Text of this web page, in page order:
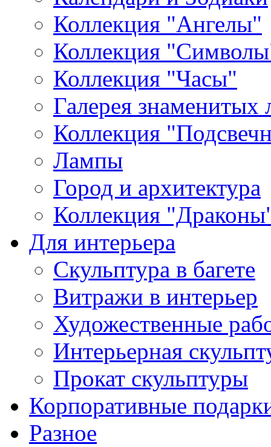
Коллекция "Ангелы"
Коллекция
Коллекция "Часы"
Галерея знаменитых
Коллекция
Лампы
Город и архитектура
Коллекция
Для интерьера
Скульптура в багете
Витражи в интерьер
Художественные
Интерьерная
Прокат скульптуры
Корпоративные
Разное